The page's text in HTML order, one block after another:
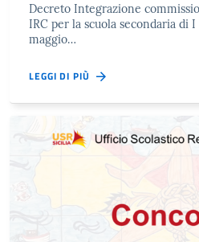
Decreto Integrazione
IRC per la scuola secondaria di
maggio…
LEGGI DI PIÙ